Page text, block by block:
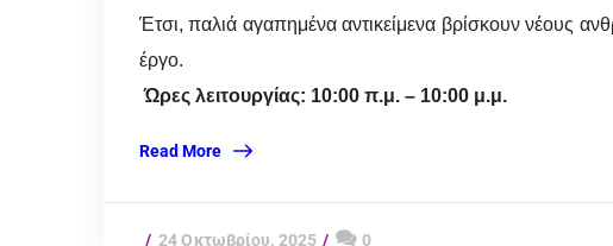
Έτσι, παλιά αγαπημένα αντικείμενα βρίσκουν νέους
έργο.
Ώρες λειτουργίας: 10:00 π.μ. – 10:00 μ.μ.
Read More
24 Οκτωβρίου, 2025 0